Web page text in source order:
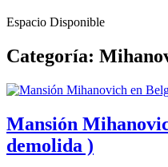
Espacio Disponible
Categoría:
Mansión
demolida )